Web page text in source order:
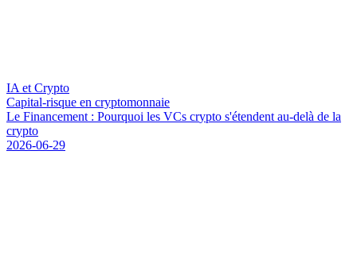
IA et Crypto
Capital-risque en cryptomonnaie
Le Financement : Pourquoi les VCs crypto s'étendent au-delà de la
crypto
2026-06-29